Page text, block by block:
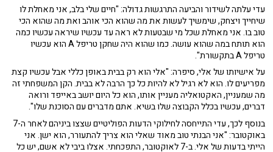
עדי עלתה לשידור והביעה התרגשות גדולה: "חיים שלי בלב, אני מאחלת לו
שיחייך ויצחק, שימשיך לעשות את מה שהוא הכי אוהב ואת מה שהוא הכי
טוב בו. אני מאחלת שכל מי שבטעות לא ראה עד עכשיו שיראה עכשיו כמה
הוא תותח במה שהוא עושה. כמו שהוא היה שחקן טריפל A הוא עכשיו
טריפל A בתקשורת".
על אישיותו של אלי, סיפרה: "אלי הוא רק בבית באופן כללי אבל עכשיו קצת
מפריעים לו. הוא לא רגיל לא להיות כל כך הרבה לא בבית. הקן המשפחתי זה
מה שמעניין, האקטואליה מעניין אותו, הוא כל היום יושב באייפד ורואה
דברים, עכשיו בכלל הקבוצה שלו בשיא. אתם מדברים עם הסוכנת שלו".
בנוסף לכך, עדי התייחסה לחילוקי הדעות הפוליטיים שצצו ביניהם לאחר ה-7
באוקטובר: "אני הבנתי טוב מאוד שאלי הוא צריך להתעורר, הוא ישן. אני
הייתי בדעות של אלי. ב-7 לאוקטובר, התפכחתי. אצלו ביבי לא אשם, יש כל